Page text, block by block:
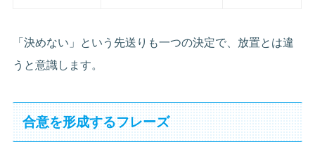
「決めない」という先送りも一つの決定で、放置とは違
うと意識します。
合意を形成するフレーズ